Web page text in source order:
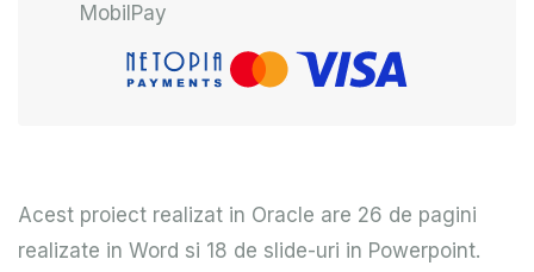
MobilPay
Acest proiect realizat in Oracle are 26 de pagini
realizate in Word si 18 de slide-uri in Powerpoint.